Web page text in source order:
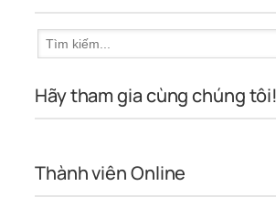
Hãy tham gia cùng chúng tôi!
Thành viên Online